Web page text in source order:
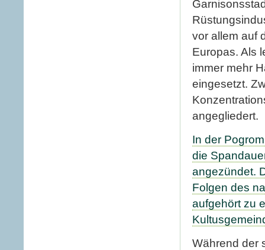
vor allem auf
Europas. Als
immer mehr
eingesetzt.
angegliedert.
In der
die
angezündet.
Folgen des
aufgehört zu
Während der